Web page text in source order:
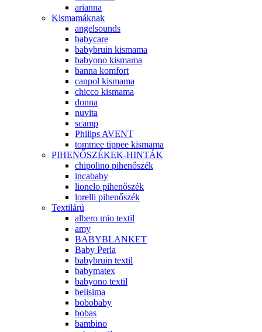
arianna
Kismamáknak
angelsounds
babycare
babybruin kismama
babyono kismama
banna komfort
canpol kismama
chicco kismama
donna
nuvita
scamp
Philips AVENT
tommee tippee kismama
PIHENŐSZÉKEK-HINTÁK
chipolino pihenőszék
incababy
lionelo pihenőszék
lorelli pihenőszék
Textilárú
albero mio textil
amy
BABYBLANKET
Baby Perla
babybruin textil
babymatex
babyono textil
belisima
bobobaby
bobas
bambino